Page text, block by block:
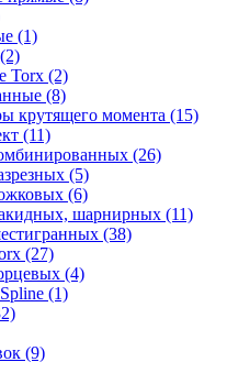
(1)
Torx (2)
(8)
крутящего момента (15)
(11)
(26)
(5)
(6)
шарнирных (11)
(38)
(27)
(4)
(1)
(9)